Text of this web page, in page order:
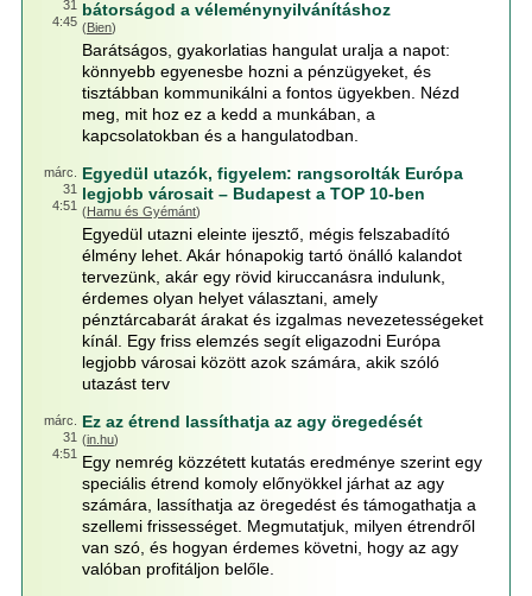
31
4:45
bátorságod a véleménynyilvánításhoz
(Bien)
Barátságos, gyakorlatias hangulat uralja a napot:
könnyebb egyenesbe hozni a pénzügyeket, és
tisztábban kommunikálni a fontos ügyekben. Nézd
meg, mit hoz ez a kedd a munkában, a
kapcsolatokban és a hangulatodban.
márc.
31
4:51
Egyedül utazók, figyelem: rangsorolták Európa
legjobb városait – Budapest a TOP 10-ben
(Hamu és Gyémánt)
Egyedül utazni eleinte ijesztő, mégis felszabadító
élmény lehet. Akár hónapokig tartó önálló kalandot
tervezünk, akár egy rövid kiruccanásra indulunk,
érdemes olyan helyet választani, amely
pénztárcabarát árakat és izgalmas nevezetességeket
kínál. Egy friss elemzés segít eligazodni Európa
legjobb városai között azok számára, akik szóló
utazást terv
márc.
31
4:51
Ez az étrend lassíthatja az agy öregedését
(in.hu)
Egy nemrég közzétett kutatás eredménye szerint egy
speciális étrend komoly előnyökkel járhat az agy
számára, lassíthatja az öregedést és támogathatja a
szellemi frissességet. Megmutatjuk, milyen étrendről
van szó, és hogyan érdemes követni, hogy az agy
valóban profitáljon belőle.